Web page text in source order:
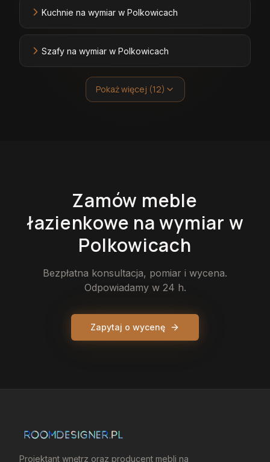
Kuchnie na wymiar w Polkowicach
Szafy na wymiar w Polkowicach
Pokaż więcej (12)
Zamów meble
łazienkowe na wymiar w
Polkowicach
Bezpłatna konsultacja, pomiar i wycena.
Odpowiadamy w 24 h.
Zapytaj o wycenę
Projektant wnętrz oraz producent mebli na